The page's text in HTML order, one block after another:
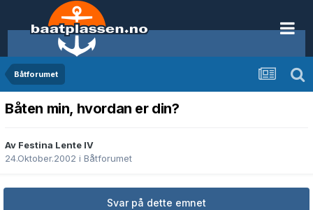
Båtforumet
Båten min, hvordan er din?
Av Festina Lente IV
24.Oktober.2002 i Båtforumet
Svar på dette emnet